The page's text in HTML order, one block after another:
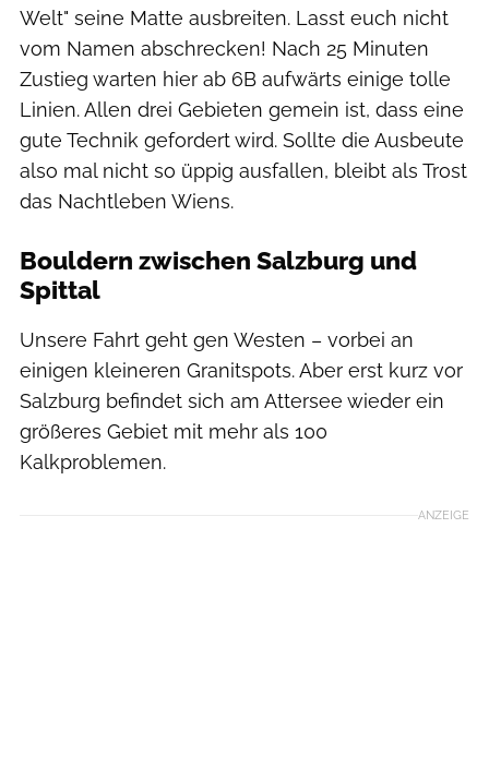
Welt" seine Matte ausbreiten. Lasst euch nicht
vom Namen abschrecken! Nach 25 Minuten
Zustieg warten hier ab 6B aufwärts einige tolle
Linien. Allen drei Gebieten gemein ist, dass eine
gute Technik gefordert wird. Sollte die Ausbeute
also mal nicht so üppig ausfallen, bleibt als Trost
das Nachtleben Wiens.
Bouldern zwischen Salzburg und
Spittal
Unsere Fahrt geht gen Westen – vorbei an
einigen kleineren Granitspots. Aber erst kurz vor
Salzburg befindet sich am Attersee wieder ein
größeres Gebiet mit mehr als 100
Kalkproblemen.
ANZEIGE